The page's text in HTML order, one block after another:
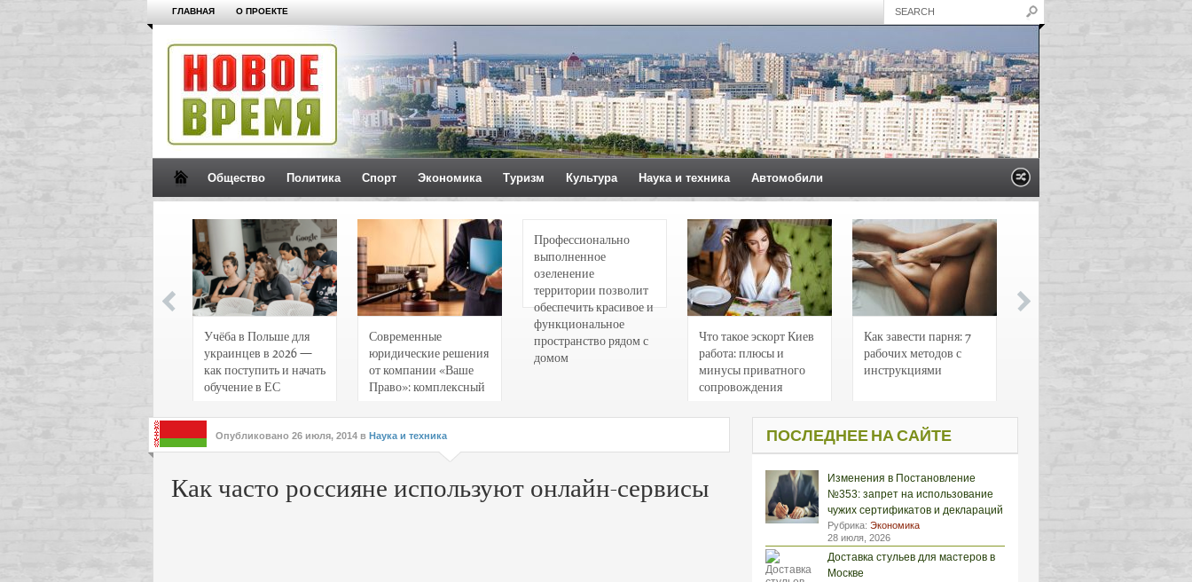
ГЛАВНАЯ О ПРОЕКТЕ
Общество Политика Спорт Экономика Туризм Культура Наука и техника Автомобили
Учёба в Польше для
украинцев в 2026 —
как поступить и начать
обучение в ЕС
Современные
юридические решения
от компании «Ваше
Право»: комплексный
интересов клиентов
Профессионально
выполненное
озеленение
территории позволит
обеспечить красивое и
функциональное
пространство рядом с
домом
Что такое эскорт Киев
работа: плюсы и
минусы приватного
сопровождения
Как завести парня: 7
рабочих методов с
инструкциями
Опубликовано 26 июля, 2014 в Наука и техника
Как часто россияне используют онлайн-сервисы
ПОСЛЕДНЕЕ НА САЙТЕ
Изменения в Постановление
№353: запрет на использование
чужих сертификатов и деклараций
Рубрика: Экономика
28 июля, 2026
Доставка стульев для мастеров в
Москве